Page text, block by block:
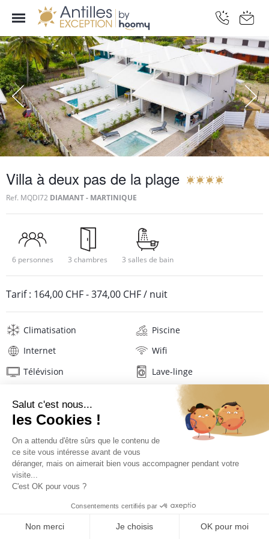
Villa à deux pas de la plage
Ref. MQDI72 DIAMANT - MARTINIQUE
6 personnes 3 chambres 3 salles de bain
Tarif : 164,00 CHF-374,00 CHF/ nuit
Climatisation
Piscine
Internet
Wifi
Télévision
Lave-linge
Mat. de repassage
Sèche-cheveux
Linge de maison
TARIFS ET RÉSERVATION
Description Localisation
Situation de la villa